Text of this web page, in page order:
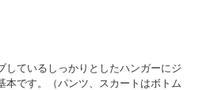
しているしっかりとしたハンガーにジ
本です。（パンツ、スカートはボトム